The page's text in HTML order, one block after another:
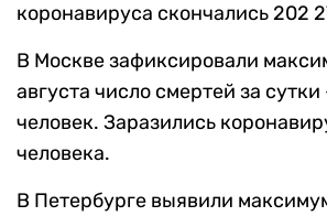
коронавируса скончались 202
В Москве зафиксировали
августа число смертей за
человек. Заразились
человека.
В Петербурге выявили